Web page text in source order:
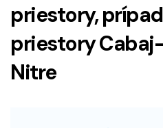
priestory,
priestory
Nitre